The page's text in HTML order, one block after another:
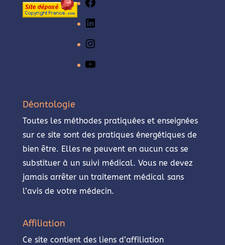
Déontologie
Toutes les méthodes pratiquées et enseignées
sur ce site sont des pratiques énergétiques de
bien être. Elles ne peuvent en aucun cas se
substituer à un suivi médical. Vous ne devez
jamais arrêter un traitement médical sans
l’avis de votre médecin.
Affiliation
Ce site contient des liens d’affiliation